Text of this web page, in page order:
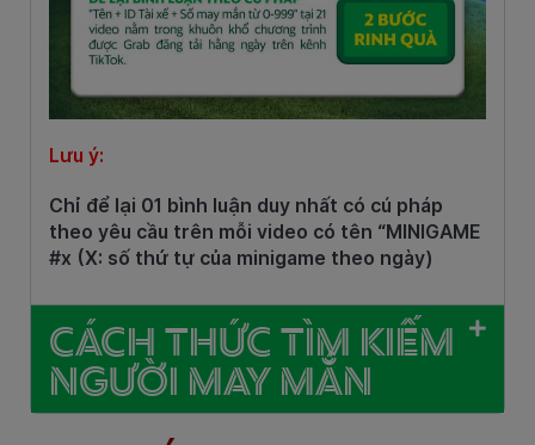
Lưu ý:
Chỉ để lại 01 bình luận duy nhất có cú pháp
theo yêu cầu trên mỗi video có tên “MINIGAME
#x (X: số thứ tự của minigame theo ngày)
CÁCH THỨC TÌM KIẾM
NGƯỜI MAY MẮN